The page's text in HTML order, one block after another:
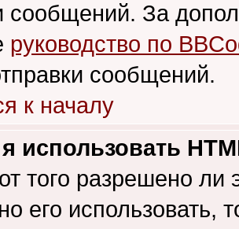
сообщений. За
руководство по
сообщений.
к началу
использовать
того разрешено
его использовать,